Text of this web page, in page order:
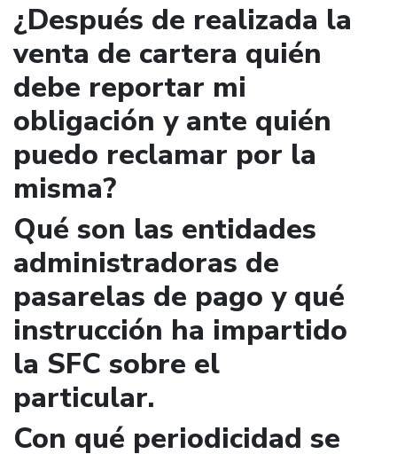
¿Después de realizada la
venta de cartera quién
debe reportar mi
obligación y ante quién
puedo reclamar por la
misma?
Qué son las entidades
administradoras de
pasarelas de pago y qué
instrucción ha impartido
la SFC sobre el
particular.
Con qué periodicidad se